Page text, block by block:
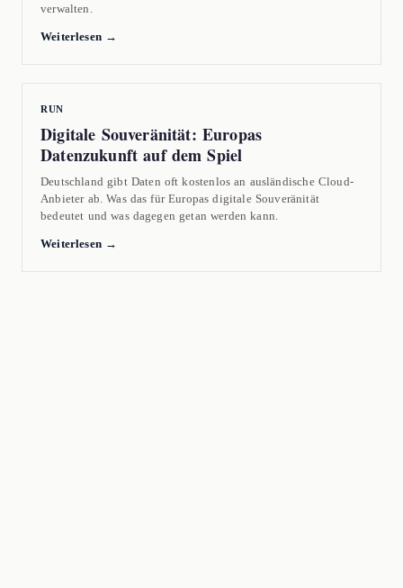
verwalten.
Weiterlesen →
RUN
Digitale Souveränität: Europas
Datenzukunft auf dem Spiel
Deutschland gibt Daten oft kostenlos an ausländische Cloud-
Anbieter ab. Was das für Europas digitale Souveränität
bedeutet und was dagegen getan werden kann.
Weiterlesen →